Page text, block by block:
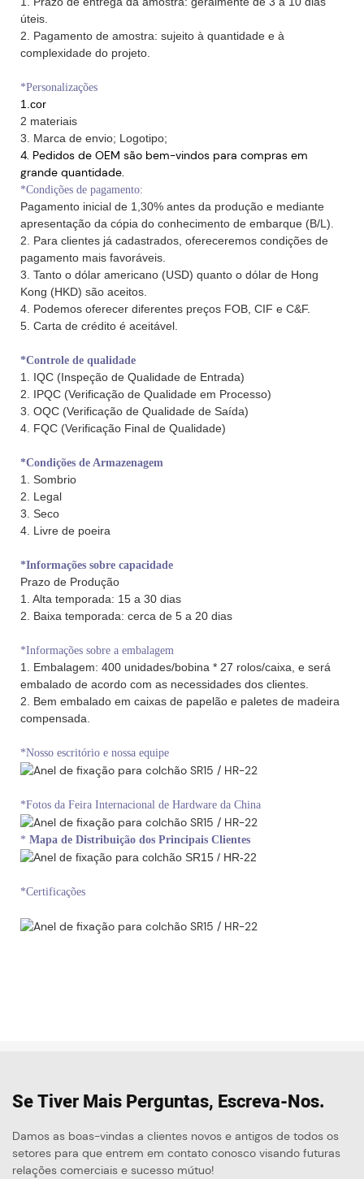
úteis.
2. Pagamento de amostra: sujeito à quantidade e à
complexidade do projeto.
*Personalizações
1.cor
2 materiais
3. Marca de envio; Logotipo;
4. Pedidos de OEM são bem-vindos para compras em
grande quantidade.
*Condições de pagamento:
Pagamento inicial de 1,30% antes da produção e mediante
apresentação da cópia do conhecimento de embarque (B/L).
2. Para clientes já cadastrados, ofereceremos condições de
pagamento mais favoráveis.
3. Tanto o dólar americano (USD) quanto o dólar de Hong
Kong (HKD) são aceitos.
4. Podemos oferecer diferentes preços FOB, CIF e C&F.
5. Carta de crédito é aceitável.
*Controle de qualidade
1. IQC (Inspeção de Qualidade de Entrada)
2. IPQC (Verificação de Qualidade em Processo)
3. OQC (Verificação de Qualidade de Saída)
4. FQC (Verificação Final de Qualidade)
*Condições de Armazenagem
1. Sombrio
2. Legal
3. Seco
4. Livre de poeira
*Informações sobre capacidade
Prazo de Produção
1. Alta temporada: 15 a 30 dias
2. Baixa temporada: cerca de 5 a 20 dias
*Informações sobre a embalagem
1. Embalagem: 400 unidades/bobina * 27 rolos/caixa, e será
embalado de acordo com as necessidades dos clientes.
2. Bem embalado em caixas de papelão e paletes de madeira
compensada.
*Nosso escritório e nossa equipe
*Fotos da Feira Internacional de Hardware da China
* Mapa de Distribuição dos Principais Clientes
*Certificações
Se Tiver Mais Perguntas, Escreva-Nos.
Damos as boas-vindas a clientes novos e antigos de todos os
setores para que entrem em contato conosco visando futuras
relações comerciais e sucesso mútuo!